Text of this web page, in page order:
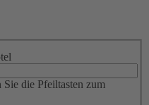
die Pfeiltasten zum